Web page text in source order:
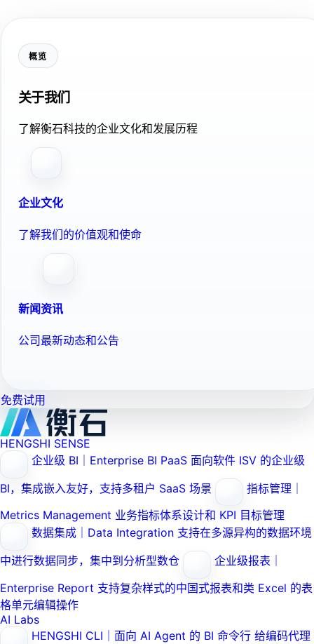
概览
关于我们
了解衡石科技的企业文化和发展历程
企业文化
了解我们的价值观和使命
新闻资讯
公司最新动态和公告
免费试用
HENGSHI SENSE
企业级 BI｜Enterprise BI PaaS 面向软件 ISV 的企业级
BI，集成嵌入友好，支持多租户 SaaS 场景
指标管理｜
Metrics Management 业务指标体系设计和 KPI 目标管理
数据集成｜Data Integration 支持在多源异构的数据环境
中进行数据同步，集中到分析型数仓
企业级报表｜
Enterprise Report 支持复杂样式的中国式报表和类 Excel 的表
格单元编辑操作
AI Labs
HENGSHI CLI｜面向 AI Agent 的 BI 命令行 给编码代理